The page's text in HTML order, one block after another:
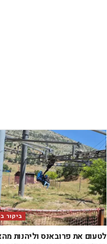
ביקור
לטעום את פרובאנס וליהנות